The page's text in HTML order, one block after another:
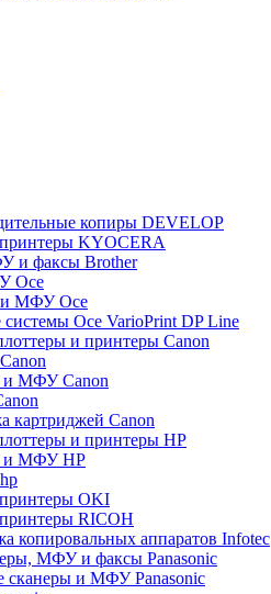
копиры DEVELOP
KYOCERA
и факсы Brother
Oce
и МФУ Oce
Oce VarioPrint DP Line
и принтеры Canon
и МФУ Canon
картриджей Canon
и принтеры HP
и МФУ HP
OKI
RICOH
копировальных аппаратов Infotec
МФУ и факсы Panasonic
сканеры и МФУ Panasonic